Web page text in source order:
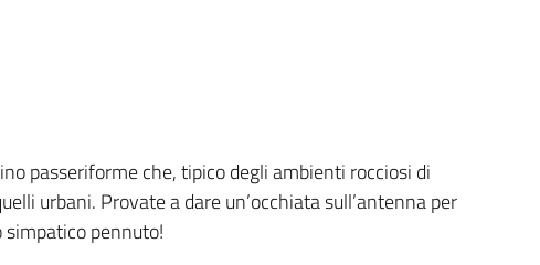
passeriforme che, tipico degli ambienti rocciosi di
urbani. Provate a dare un’occhiata sull’antenna per
pennuto!